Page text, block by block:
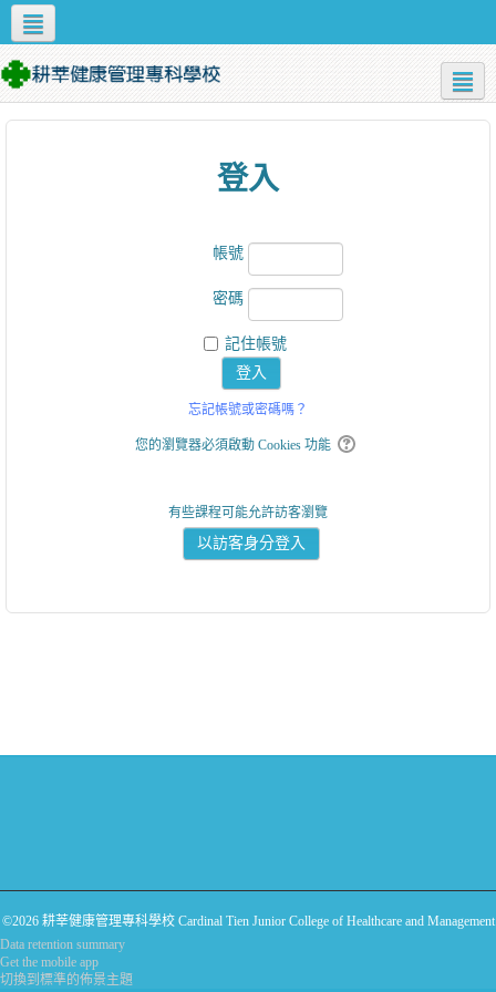
正體中文 ‎(zh_tw)‎ 校園資源
登入
帳號
密碼
記住帳號
忘記帳號或密碼嗎？
您的瀏覽器必須啟動 Cookies 功能
有些課程可能允許訪客瀏覽
©2026 耕莘健康管理專科學校 Cardinal Tien Junior College of Healthcare and Management
Data retention summary
Get the mobile app
切換到標準的佈景主題